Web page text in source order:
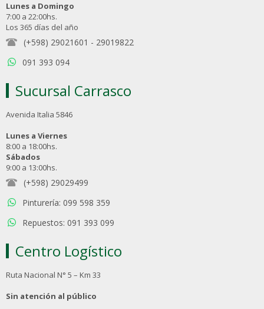
Lunes a Domingo
7:00 a 22:00hs.
Los 365 días del año
(+598) 29021601 - 29019822
091 393 094
Sucursal Carrasco
Avenida Italia 5846
Lunes a Viernes
8:00 a 18:00hs.
Sábados
9:00 a 13:00hs.
(+598) 29029499
Pinturería: 099 598 359
Repuestos: 091 393 099
Centro Logístico
Ruta Nacional N° 5 – Km 33
Sin atención al público